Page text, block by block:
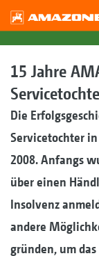
15 Jahre
Die
Servicetochter
2008. Anfangs
über einen
Insolvenz
andere
gründen, um